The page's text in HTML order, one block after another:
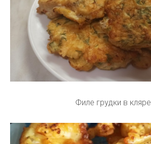
Филе грудки в кляре